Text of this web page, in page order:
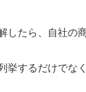
したら、自社の
挙するだけでな